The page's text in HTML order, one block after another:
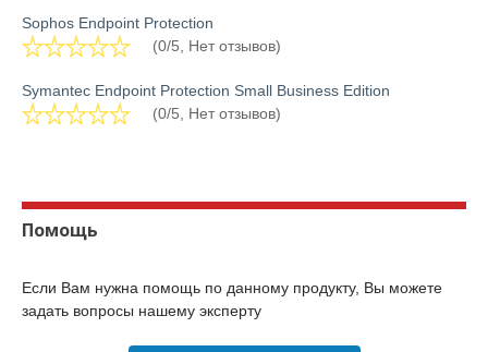
Sophos Endpoint Protection
(0/5, Нет отзывов)
Symantec Endpoint Protection Small Business Edition
(0/5, Нет отзывов)
Помощь
Если Вам нужна помощь по данному продукту, Вы можете
задать вопросы нашему эксперту